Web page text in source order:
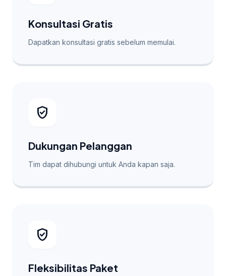
Konsultasi Gratis
Dapatkan konsultasi gratis sebelum memulai.
verified_user
Dukungan Pelanggan
Tim dapat dihubungi untuk Anda kapan saja.
verified_user
Fleksibilitas Paket